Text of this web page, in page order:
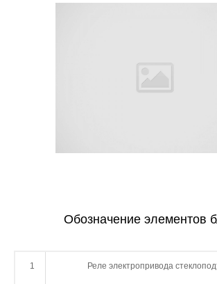
Обозначение элементов
1 Реле электропривода